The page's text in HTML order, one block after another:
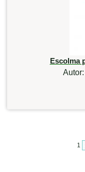
Escolma
Autor:
1